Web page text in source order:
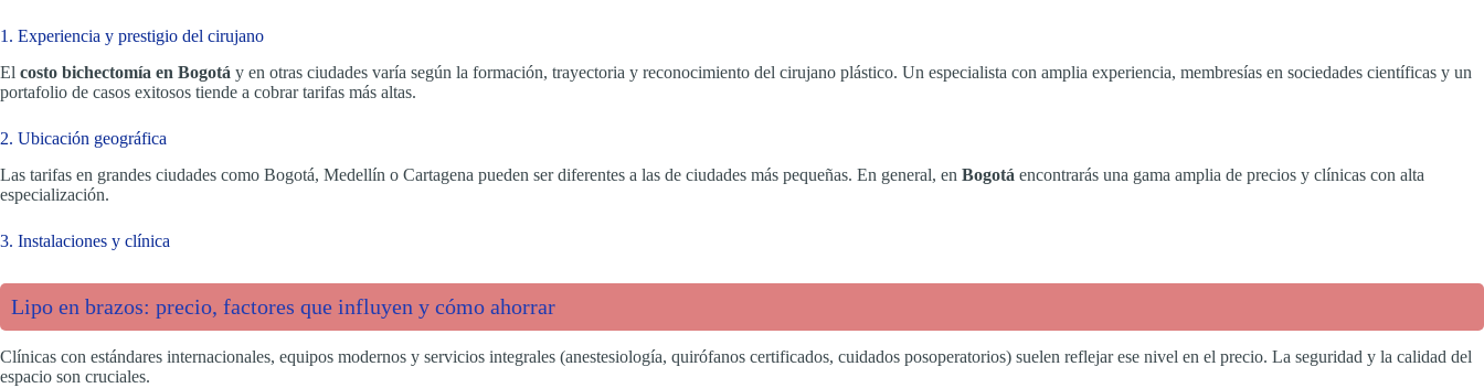
1. Experiencia y prestigio del cirujano
El costo bichectomía en Bogotá y en otras ciudades varía según la formación, trayectoria y reconocimiento del cirujano plástico. Un especialista con amplia experiencia, membresías en sociedades científicas y un
portafolio de casos exitosos tiende a cobrar tarifas más altas.
2. Ubicación geográfica
Las tarifas en grandes ciudades como Bogotá, Medellín o Cartagena pueden ser diferentes a las de ciudades más pequeñas. En general, en Bogotá encontrarás una gama amplia de precios y clínicas con alta
especialización.
3. Instalaciones y clínica
Lipo en brazos: precio, factores que influyen y cómo ahorrar
Clínicas con estándares internacionales, equipos modernos y servicios integrales (anestesiología, quirófanos certificados, cuidados posoperatorios) suelen reflejar ese nivel en el precio. La seguridad y la calidad del
espacio son cruciales.